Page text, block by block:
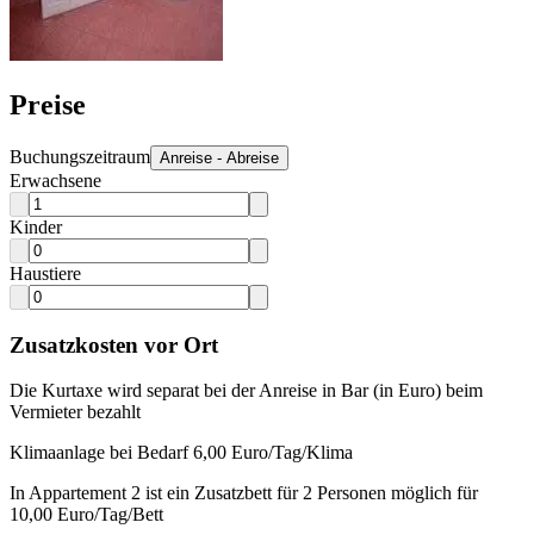
Preise
Buchungszeitraum Anreise - Abreise
Erwachsene
Kinder
Haustiere
Zusatzkosten vor Ort
Die Kurtaxe wird separat bei der Anreise in Bar (in Euro) beim
Vermieter bezahlt
Klimaanlage bei Bedarf 6,00 Euro/Tag/Klima
In Appartement 2 ist ein Zusatzbett für 2 Personen möglich für
10,00 Euro/Tag/Bett